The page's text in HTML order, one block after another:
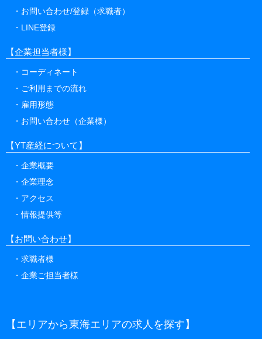
お問い合わせ/登録（求職者）
LINE登録
【企業担当者様】
コーディネート
ご利用までの流れ
雇用形態
お問い合わせ（企業様）
【YT産経について】
企業概要
企業理念
アクセス
情報提供等
【お問い合わせ】
求職者様
企業ご担当者様
【エリアから東海エリアの求人を探す】